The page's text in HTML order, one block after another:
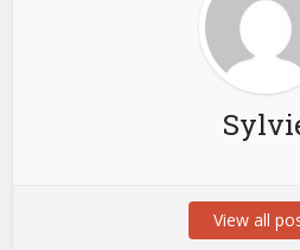
View all